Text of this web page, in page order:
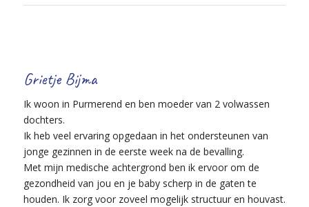
Grietje Bijma
Ik woon in Purmerend en ben moeder van 2 volwassen
dochters.
Ik heb veel ervaring opgedaan in het ondersteunen van
jonge gezinnen in de eerste week na de bevalling.
Met mijn medische achtergrond ben ik ervoor om de
gezondheid van jou en je baby scherp in de gaten te
houden. Ik zorg voor zoveel mogelijk structuur en houvast.